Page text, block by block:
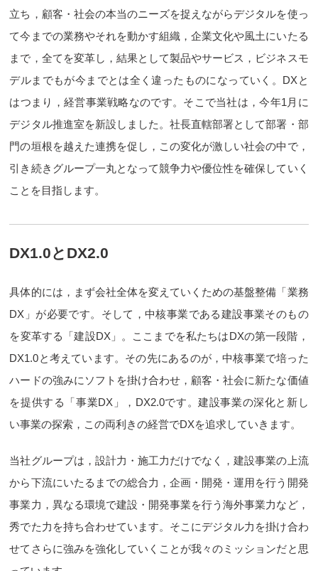
立ち，顧客・社会の本当のニーズを捉えながらデジタルを使っ
て今までの業務やそれを動かす組織，企業文化や風土にいたる
まで，全てを変革し，結果として製品やサービス，ビジネスモ
デルまでもが今までとは全く違ったものになっていく。DXと
はつまり，経営事業戦略なのです。そこで当社は，今年1月に
デジタル推進室を新設しました。社長直轄部署として部署・部
門の垣根を越えた連携を促し，この変化が激しい社会の中で，
引き続きグループ一丸となって競争力や優位性を確保していく
ことを目指します。
DX1.0とDX2.0
具体的には，まず会社全体を変えていくための基盤整備「業務
DX」が必要です。そして，中核事業である建設事業そのもの
を変革する「建設DX」。ここまでを私たちはDXの第一段階，
DX1.0と考えています。その先にあるのが，中核事業で培った
ハードの強みにソフトを掛け合わせ，顧客・社会に新たな価値
を提供する「事業DX」，DX2.0です。建設事業の深化と新し
い事業の探索，この両利きの経営でDXを追求していきます。
当社グループは，設計力・施工力だけでなく，建設事業の上流
から下流にいたるまでの総合力，企画・開発・運用を行う開発
事業力，異なる環境で建設・開発事業を行う海外事業力など，
秀でた力を持ち合わせています。そこにデジタル力を掛け合わ
せてさらに強みを強化していくことが我々のミッションだと思